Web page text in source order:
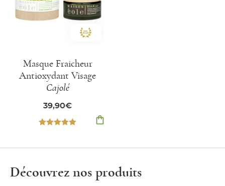
Masque Fraicheur
Antioxydant Visage
Cajolé
39,90€
shopping_bag
Découvrez nos produits